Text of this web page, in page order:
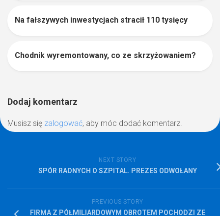
Na fałszywych inwestycjach stracił 110 tysięcy
Chodnik wyremontowany, co ze skrzyżowaniem?
Dodaj komentarz
Musisz się zalogować, aby móc dodać komentarz.
NEXT STORY
SPÓR RADNYCH O SZPITAL. PREZES ODWOŁANY
PREVIOUS STORY
FIRMA Z PÓŁMILIARDOWYM OBROTEM POCHODZI ZE